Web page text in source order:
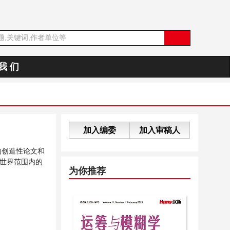
们
造性论文和
界范围内的
加入编委 加入审稿人
为你推荐